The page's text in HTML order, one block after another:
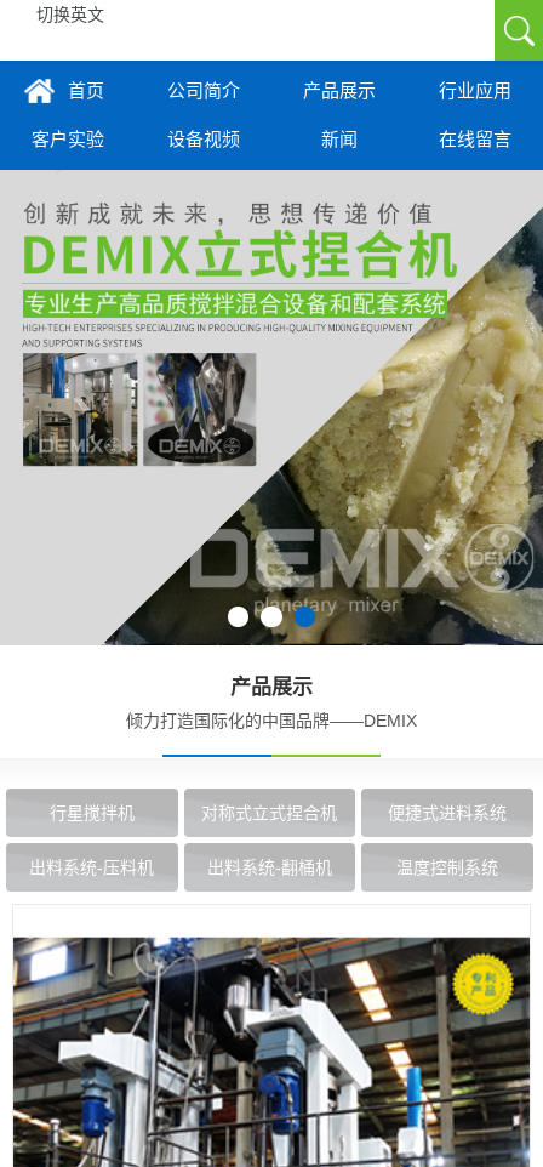
切换英文
首页 公司简介 产品展示 行业应用
客户实验 设备视频 新闻 在线留言
产品展示
倾力打造国际化的中国品牌——DEMIX
行星搅拌机 对称式立式捏合机 便捷式进料系统
出料系统-压料机 出料系统-翻桶机 温度控制系统